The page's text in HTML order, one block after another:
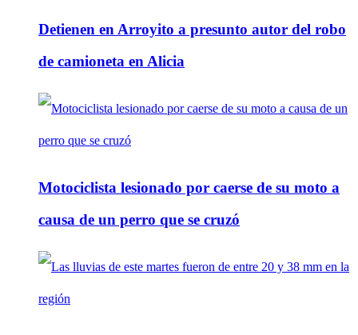
Detienen en Arroyito a presunto autor del robo
de camioneta en Alicia
Motociclista lesionado por caerse de su moto a
causa de un perro que se cruzó